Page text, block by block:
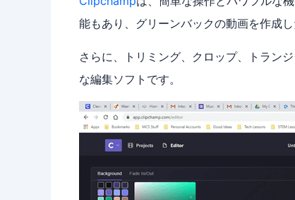
能もあり、グリーンバックの動画を作成
さらに、トリミング、クロップ、トラン
な編集ソフトです。